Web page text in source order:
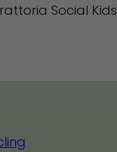
Social Kids